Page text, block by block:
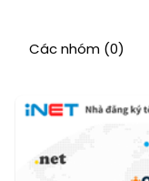
Các nhóm (0)